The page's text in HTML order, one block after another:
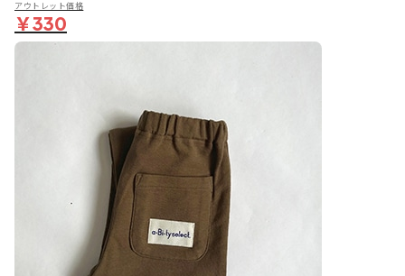
アウトレット価格
￥330